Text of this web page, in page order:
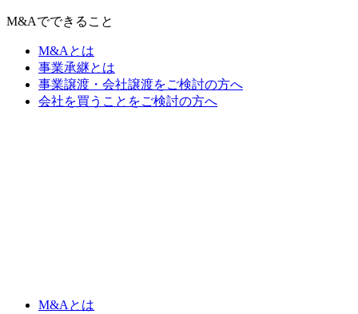
M&Aでできること
M&Aとは
事業承継とは
事業譲渡・会社譲渡をご検討の方へ
会社を買うことをご検討の方へ
M&Aとは